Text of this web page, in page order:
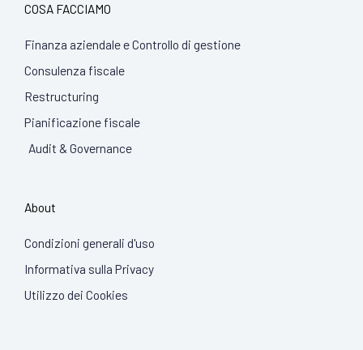
COSA FACCIAMO
Finanza aziendale e Controllo di gestione
Consulenza fiscale
Restructuring
Pianificazione fiscale
Audit & Governance
About
Condizioni generali d'uso
Informativa sulla Privacy
Utilizzo dei Cookies